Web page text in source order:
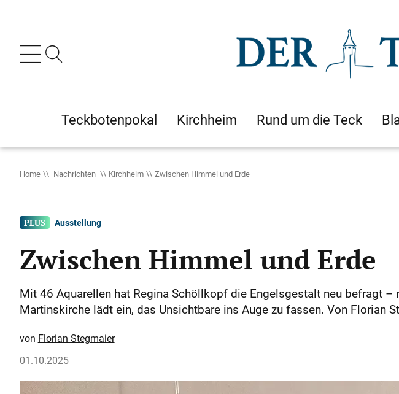
Teckbotenpokal Kirchheim Rund um die Teck
Home Nachrichten Kirchheim Zwischen Himmel und Erde
Ausstellung
Zwischen Himmel und Erde
Mit 46 Aquarellen hat Regina Schöllkopf die Engelsgestalt neu befragt
Martinskirche lädt ein, das Unsichtbare ins Auge zu fassen. Von Florian
Florian Stegmaier
01.10.2025